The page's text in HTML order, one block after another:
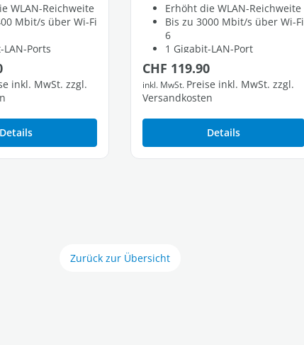
WLAN-Reichweite
Mbit/s über Wi-Fi
Ports
inkl. MwSt. zzgl.
Details
Erhöht die WLAN-Reichweite
Bis zu 3000 Mbit/s über Wi-Fi
6
1 Gigabit-LAN-Port
Regulärer Preis:
CHF 119.90
inkl. MwSt. Preise inkl. MwSt. zzgl.
Versandkosten
Details
Zurück zur Übersicht